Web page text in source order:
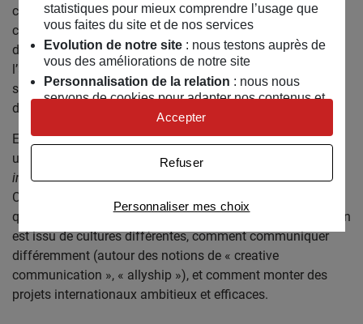
collaborer sur différents projets de mobilisation et de
communication (marches, camps climat, actions de
désobéissance civile) et de comprendre la réalité de
l’activisme. Toujours impliquée dans ce mouvement, elle
suit de près les questions de mobilisations sur la base
d’empouvoirement et de bien être militant.
En 2022, elle part vivre aux Etats Unis où elle travaille pour
une ONG américaine pour la justice climatique,
impacts Institute,comme coordinatrice des programmes.
Cette expérience unique lui a permis d’approfondir des
questions essentielles telles que le travail collectif lorsqu’on
est issu de cultures différentes, comment communiquer
différemment (autour des notions de « creative
communication », « allyship »), et comment monter des
projets internationaux ambitieux et efficaces.
statistiques pour mieux comprendre l’usage que
vous faites du site et de nos services
Evolution de notre site: nous testons auprès de
vous des améliorations de notre site
Personnalisation de la relation : nous nous
servons de cookies pour adapter nos contenus et
personnaliser nos offres
Univers publicitaire: nous utilisons avec nos
publicités personnalisées
Personnaliser mes choix
Refuser
Accepter